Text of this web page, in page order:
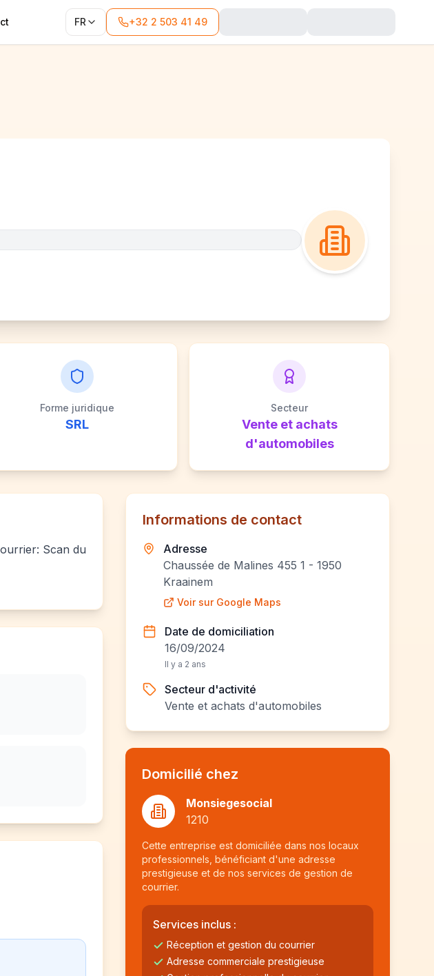
FR +32 2 503 41 49
Forme juridique
SRL
Secteur
Vente et achats
d'automobiles
Scan du
Informations de contact
Adresse
Chaussée de Malines 455 1 - 1950
Kraainem
Voir sur Google Maps
Date de domiciliation
16/09/2024
Il y a 2 ans
Secteur d'activité
Vente et achats d'automobiles
Domicilié chez
Monsiegesocial
1210
Cette entreprise est domiciliée dans nos locaux
professionnels, bénéficiant d'une adresse
prestigieuse et de nos services de gestion de
courrier.
Services inclus :
Réception et gestion du courrier
Adresse commerciale prestigieuse